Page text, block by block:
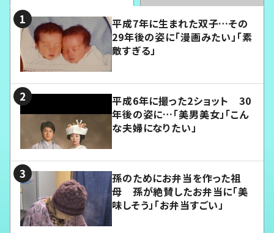
平成7年に生まれた双子…その
29年後の姿に「漫画みたい」「素
敵すぎる」
平成6年に撮った2ショット 30
年後の姿に…「美男美女」「こん
な夫婦になりたい」
孫のためにお弁当を作った祖
母 孫が絶賛したお弁当に「美
味しそう」「お弁当すごい」